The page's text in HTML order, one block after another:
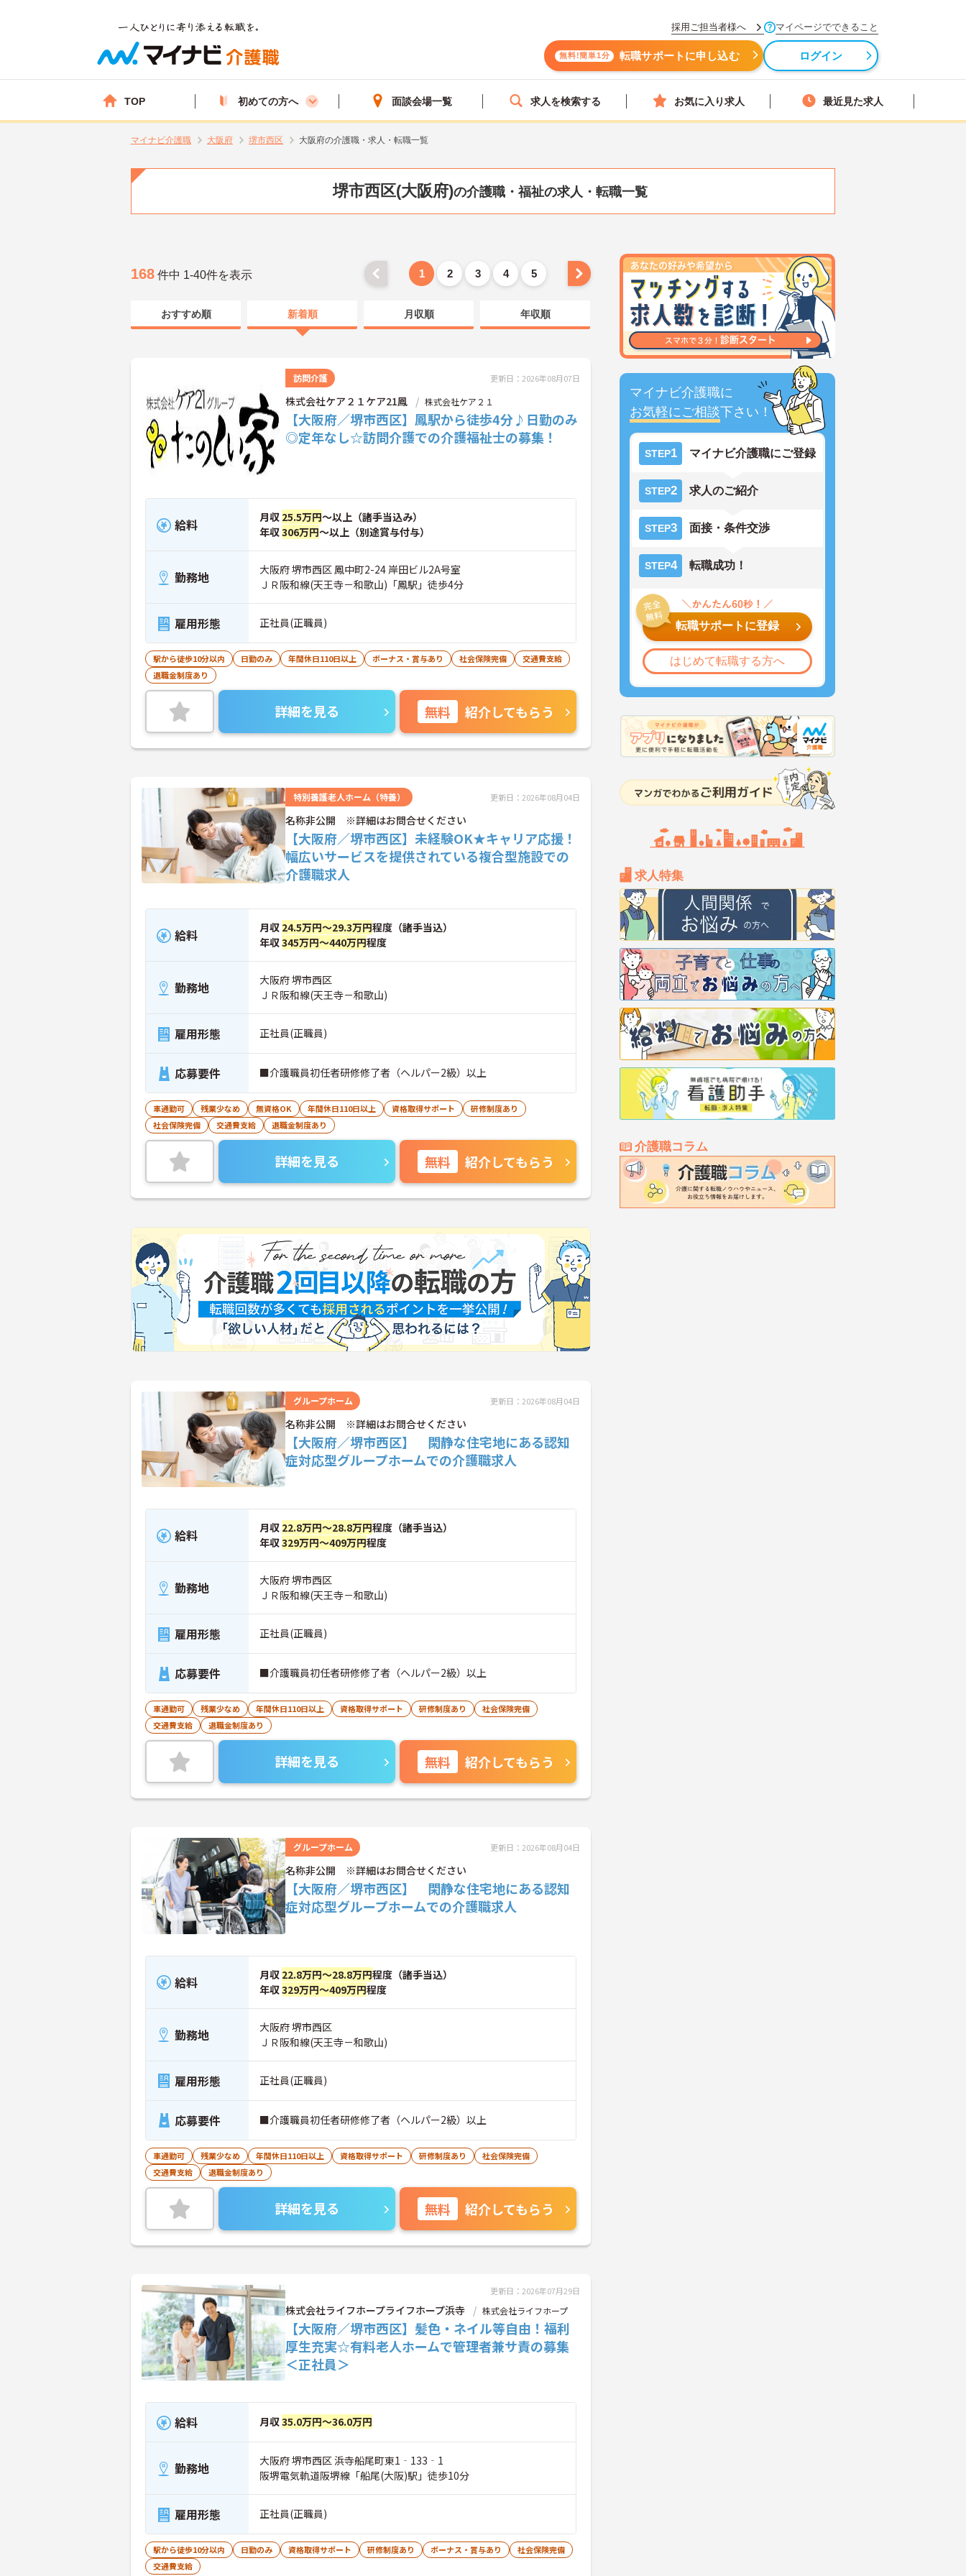
採用ご担当者様へ マイページでできること
無料!簡単1分 転職サポートに申し込む ログイン
TOP 初めての方へ 面談会場一覧 求人を検索する お気に入り求人 最近見た求人
マイナビ介護職 大阪府 堺市西区 大阪府の介護職・求人・転職一覧
堺市西区(大阪府)の介護職・福祉の求人・転職一覧
マイナビ介護職に
お気軽にご相談下さい！
STEP1 マイナビ介護職にご登録
STEP2 求人のご紹介
STEP3 面接・条件交渉
STEP4 転職成功！
転職サポートに登録
はじめて転職する方へ
求人特集
介護職コラム
168 件中 1-40件を表示 1 2 3 4 5
おすすめ順 新着順 月収順 年収順
訪問介護 更新日：2026年08月07日
株式会社ケア２１ケア21鳳 株式会社ケア２１
【大阪府／堺市西区】鳳駅から徒歩4分♪日勤のみ
◎定年なし☆訪問介護での介護福祉士の募集！
給料 月収 25.5万円～以上（諸手当込み）
年収306万円～以上（別途賞与付与）
勤務地
大阪府 堺市西区 鳳中町2-24 岸田ビル2A号室
ＪＲ阪和線(天王寺－和歌山)「鳳駅」徒歩4分
雇用形態 正社員(正職員)
駅から徒歩10分以内 日勤のみ 年間休日110日以上 ボーナス・賞与あり 社会保険完備
交通費支給
退職金制度あり
詳細を見る 無料 紹介してもらう
特別養護老人ホーム（特養） 更新日：2026年08月04日
名称非公開 ※詳細はお問合せください
【大阪府／堺市西区】未経験OK★キャリア応援！
幅広いサービスを提供されている複合型施設での
介護職求人
給料 月収 24.5万円～29.3万円程度（諸手当込）
年収345万円～440万円程度
勤務地
大阪府 堺市西区
ＪＲ阪和線(天王寺－和歌山)
雇用形態 正社員(正職員)
応募要件 ■介護職員初任者研修修了者（ヘルパー2級）以上
車通勤可 残業少なめ 無資格OK 年間休日110日以上 資格取得サポート
研修制度あり
社会保険完備
交通費支給 退職金制度あり
詳細を見る 無料 紹介してもらう
グループホーム 更新日：2026年08月04日
名称非公開 ※詳細はお問合せください
【大阪府／堺市西区】 閑静な住宅地にある認知
症対応型グループホームでの介護職求人
給料 月収 22.8万円～28.8万円程度（諸手当込）
年収329万円～409万円程度
勤務地
大阪府 堺市西区
ＪＲ阪和線(天王寺－和歌山)
雇用形態 正社員(正職員)
応募要件 ■介護職員初任者研修修了者（ヘルパー2級）以上
車通勤可 残業少なめ 年間休日110日以上 資格取得サポート 研修制度あり
社会保険完備
交通費支給
退職金制度あり
詳細を見る 無料 紹介してもらう
グループホーム 更新日：2026年08月04日
名称非公開 ※詳細はお問合せください
【大阪府／堺市西区】 閑静な住宅地にある認知
症対応型グループホームでの介護職求人
給料 月収 22.8万円～28.8万円程度（諸手当込）
年収329万円～409万円程度
勤務地
大阪府 堺市西区
ＪＲ阪和線(天王寺－和歌山)
雇用形態 正社員(正職員)
応募要件 ■介護職員初任者研修修了者（ヘルパー2級）以上
車通勤可 残業少なめ 年間休日110日以上 資格取得サポート 研修制度あり
社会保険完備
交通費支給
退職金制度あり
詳細を見る 無料 紹介してもらう
更新日：2026年07月29日
株式会社ライフホープライフホープ浜寺 株式会社ライフホープ
【大阪府／堺市西区】髪色・ネイル等自由！福利
厚生充実☆有料老人ホームで管理者兼サ責の募集
＜正社員＞
給料 月収35.0万円～36.0万円
勤務地
大阪府 堺市西区 浜寺船尾町東1‐133‐1
阪堺電気軌道阪堺線「船尾(大阪)駅」徒歩10分
雇用形態 正社員(正職員)
駅から徒歩10分以内 日勤のみ 資格取得サポート 研修制度あり ボーナス・賞与あり
社会保険完備
交通費支給